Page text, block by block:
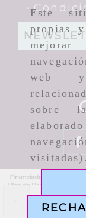
Este
propias
web y
sobre
- +